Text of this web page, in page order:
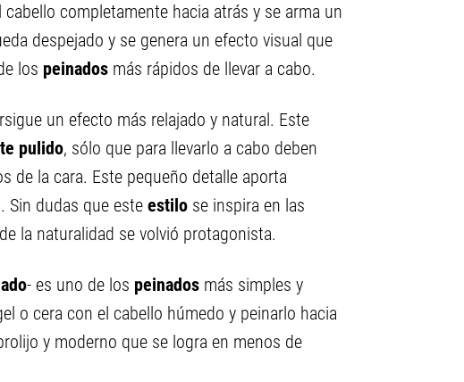
cabello completamente hacia atrás y se arma un
despejado y se genera un efecto visual que
los peinados más rápidos de llevar a cabo.
un efecto más relajado y natural. Este
pulido, sólo que para llevarlo a cabo deben
de la cara. Este pequeño detalle aporta
Sin dudas que este estilo se inspira en las
la naturalidad se volvió protagonista.
- es uno de los peinados más simples y
o cera con el cabello húmedo y peinarlo hacia
y moderno que se logra en menos de